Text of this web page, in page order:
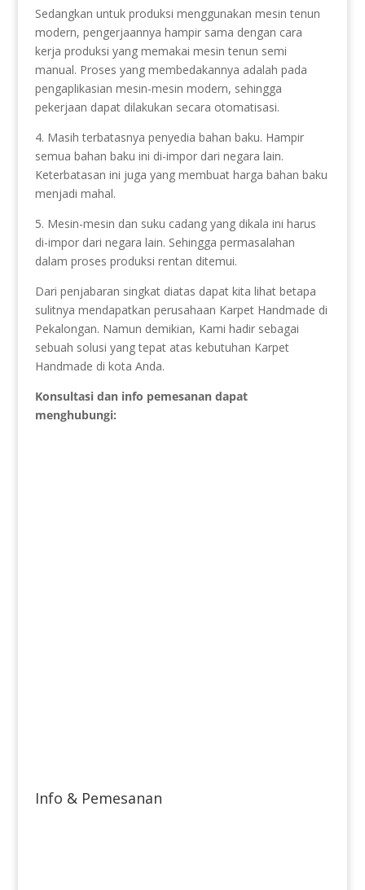
Sedangkan untuk produksi menggunakan mesin tenun
modern, pengerjaannya hampir sama dengan cara
kerja produksi yang memakai mesin tenun semi
manual. Proses yang membedakannya adalah pada
pengaplikasian mesin-mesin modern, sehingga
pekerjaan dapat dilakukan secara otomatisasi.
4. Masih terbatasnya penyedia bahan baku. Hampir
semua bahan baku ini di-impor dari negara lain.
Keterbatasan ini juga yang membuat harga bahan baku
menjadi mahal.
5. Mesin-mesin dan suku cadang yang dikala ini harus
di-impor dari negara lain. Sehingga permasalahan
dalam proses produksi rentan ditemui.
Dari penjabaran singkat diatas dapat kita lihat betapa
sulitnya mendapatkan perusahaan Karpet Handmade di
Pekalongan. Namun demikian, Kami hadir sebagai
sebuah solusi yang tepat atas kebutuhan Karpet
Handmade di kota Anda.
Konsultasi dan info pemesanan dapat
menghubungi:
Info & Pemesanan